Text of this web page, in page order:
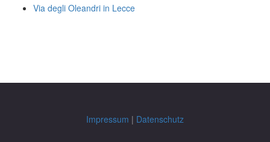
Via degli Oleandri in Lecce
Impressum | Datenschutz